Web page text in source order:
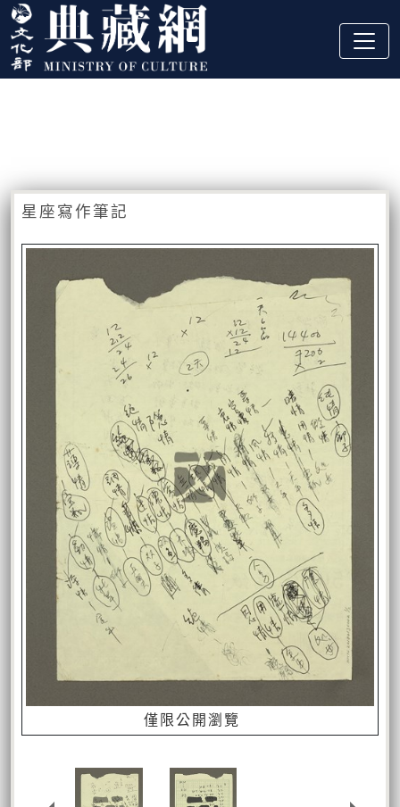
跳到主要內容
:::
星座寫作筆記
僅限公開瀏覽